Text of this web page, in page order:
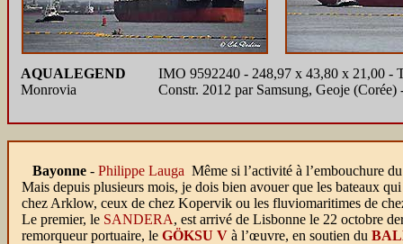
AQUALEGEND
Monrovia
IMO 9592240 - 248,97 x 43,80 x 21,00
Constr. 2012 par Samsung, Geoje
Bayonne - Philippe Lauga Même si l’activité à l’embouchure
Mais depuis plusieurs mois, je dois bien avouer que les bateaux
chez Arklow, ceux de chez Kopervik ou les fluviomaritimes de
Le premier, le SANDERA, est arrivé de Lisbonne le 22 octobre
remorqueur portuaire, le GÖKSU V à l’œuvre, en soutien du